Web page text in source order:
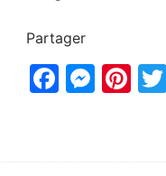
Partager